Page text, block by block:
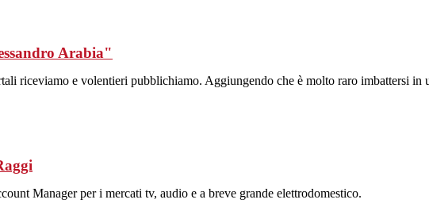
Arabia"
riceviamo e volentieri pubblichiamo. Aggiungendo che è molto raro imbattersi in
Manager per i mercati tv, audio e a breve grande elettrodomestico.